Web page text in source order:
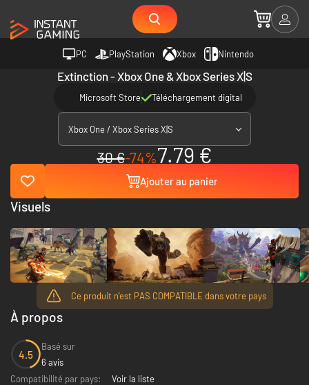
PC PlayStation Xbox Nintendo
Extinction - Xbox One & Xbox Series X|S
Microsoft Store Téléchargement digital
Xbox One / Xbox Series X|S
30 €-74%7.79 €
Ajouter au panier
Ce produit n'est PAS COMPATIBLE dans votre pays
À propos
4.5
Basé sur
6 avis
Compatibilité par pays:
Voir la liste
Visuels